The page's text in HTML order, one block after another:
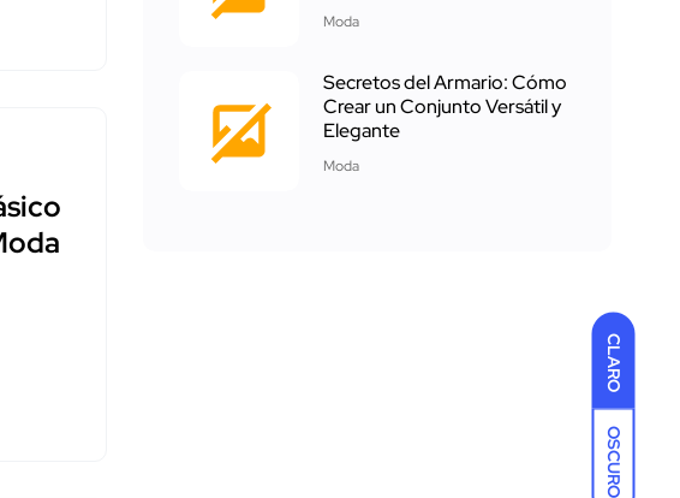
CLARO
OSCURO
Moda
Secretos del Armario: Cómo
Crear un Conjunto Versátil y
Elegante
Moda